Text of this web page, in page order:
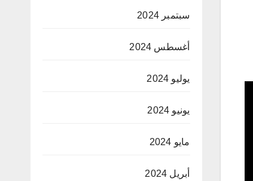
سبتمبر 2024
أغسطس 2024
يوليو 2024
يونيو 2024
مايو 2024
أبريل 2024